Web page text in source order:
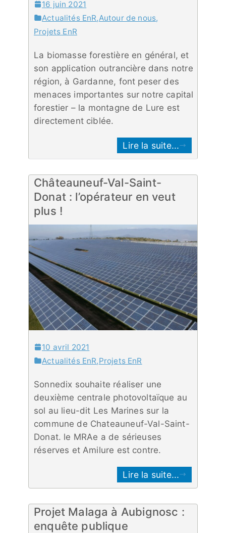
16 juin 2021
Actualités EnR,Autour de nous,
Projets EnR
La biomasse forestière en général, et
son application outrancière dans notre
région, à Gardanne, font peser des
menaces importantes sur notre capital
forestier – la montagne de Lure est
directement ciblée.
Lire la suite...
Châteauneuf-Val-Saint-
Donat : l’opérateur en veut
plus !
10 avril 2021
Actualités EnR,Projets EnR
Sonnedix souhaite réaliser une
deuxième centrale photovoltaïque au
sol au lieu-dit Les Marines sur la
commune de Chateauneuf-Val-Saint-
Donat. le MRAe a de sérieuses
réserves et Amilure est contre.
Lire la suite...
Projet Malaga à Aubignosc :
enquête publique